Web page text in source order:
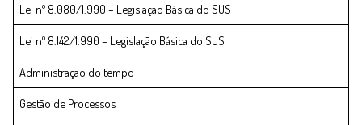
Lei nº 8.080/1.990 – Legislação Básica do SUS
Lei nº 8.142/1.990 – Legislação Básica do SUS
Administração do tempo
Gestão de Processos